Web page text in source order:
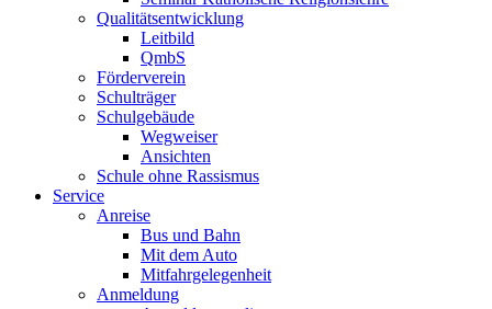
Qualitätsentwicklung
Leitbild
QmbS
Förderverein
Schulträger
Schulgebäude
Wegweiser
Ansichten
Schule ohne Rassismus
Service
Anreise
Bus und Bahn
Mit dem Auto
Mitfahrgelegenheit
Anmeldung